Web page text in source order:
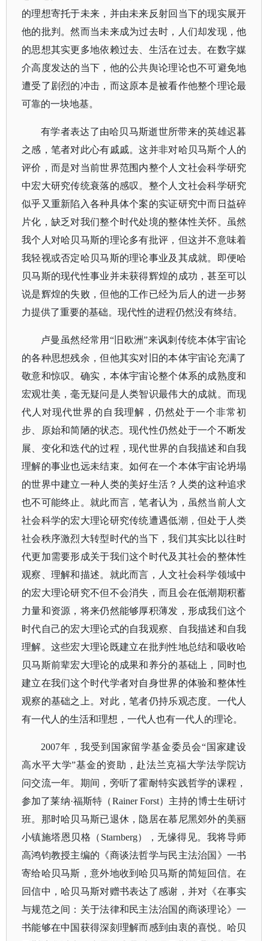
的理想寄托于未来，并由未来反射回当下的现实展开
他的批判。然而当未来成为过去时，人们却发现，他
的思想其实更多地依赖过去、生活在过去。在数字媒
介高度发达的当下，他的公共舆论理论也不可避免地
遭受了剧烈的冲击，而这原本是被看作他整个理论最
可靠的一块地基。
有学者表达了由哈贝马斯逝世所带来的英雄迟暮
之感，笔者对此心有戚戚。这并非对哈贝马斯个人的
评价，而是对当前世界范围内整个人文社会科学研究
中宏大研究传统衰落的感叹。整个人文社会科学研究
似乎又重新陷入各种具体个案的实证研究中而日益碎
片化，缺乏对我们整个时代处境的整体性关怀。虽然
我个人对哈贝马斯的理论多有批评，但这并不意味着
我轻视或否定哈贝马斯的理论事业及其成就。即便哈
贝马斯的现代性事业并未获得辉煌的成功，甚至可以
说是辉煌的失败，但他的工作已经为后人的进一步努
力提供了重要的基础。现代性的进程仍然没有终结。
卢曼虽然经常用 “旧欧洲”来讽刺传统本体宇宙论
的各种思想残余，但他其实对旧的本体宇宙论充满了
敬意和惊叹。确实，本体宇宙论整个体系的成熟度和
宏观壮美，毫无疑问是人类智识最伟大的成就。而现
代人对现代世界的自我理解，仍然处于一个非常初
步、原始和简陋的状态。现代性仍然处于一个不断发
展、变化和迭代的过程，现代世界的自我描述和自我
理解的事业也远未结束。如何在一个本体宇宙论坍塌
的世界中建立一种人类的美好生活？人类的这种追求
也不可能终止。就此而言，笔者认为，虽然当前人文
社会科学的宏大理论研究传统遭遇低潮，但处于人类
社会秩序激烈大转型时代的当下，我们其实比以往时
代更加需要形成关于我们这个时代及其社会的整体性
观察、理解和描述。就此而言，人文社会科学领域中
的宏大理论研究不但不会消失，而且会在低潮期积蓄
力量和资源，将来仍然能够厚积薄发，形成我们这个
时代自己的宏大理论式的自我观察、自我描述和自我
理解。这些宏大理论既建立在批判性地总结和吸收哈
贝马斯前辈宏大理论的成果和养分的基础上，同时也
建立在我们这个时代学者对自身世界的体验和整体性
观察的基础之上。对此，笔者仍持乐观态度。一代人
有一代人的生活和理想，一代人也有一代人的理论。
2007年，我受到国家留学基金委员会“国家建设
高水平大学”基金的资助，赴法兰克福大学法学院访
问交流一年。期间，旁听了霍耐特实践哲学的课程，
参加了莱纳·福斯特（Rainer Forst）主持的博士生研讨
班。那时哈贝马斯已退休，隐居在慕尼黑郊外的美丽
小镇施塔恩贝格（Starnberg），无缘得见。我将导师
高鸿钧教授主编的《商谈法哲学与民主法治国》一书
寄给哈贝马斯，意外地收到哈贝马斯的简短回信。在
回信中，哈贝马斯对赠书表达了感谢，并对《在事实
与规范之间：关于法律和民主法治国的商谈理论》一
书能够在中国获得深刻理解而感到由衷的喜悦。哈贝